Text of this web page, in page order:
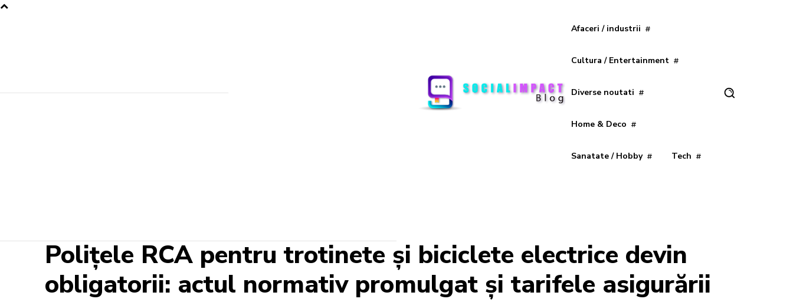
Afaceri / industrii
Cultura / Entertainment
Diverse noutati
Home & Deco
Sanatate / Hobby Tech
Polițele RCA pentru trotinete și biciclete electrice devin
obligatorii: actul normativ promulgat și tarifele asigurării